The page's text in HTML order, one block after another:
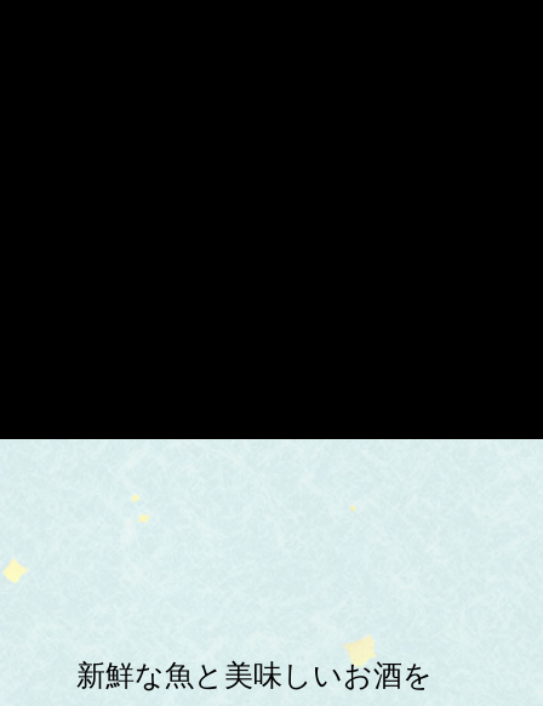
新鮮な魚と美味しいお酒を